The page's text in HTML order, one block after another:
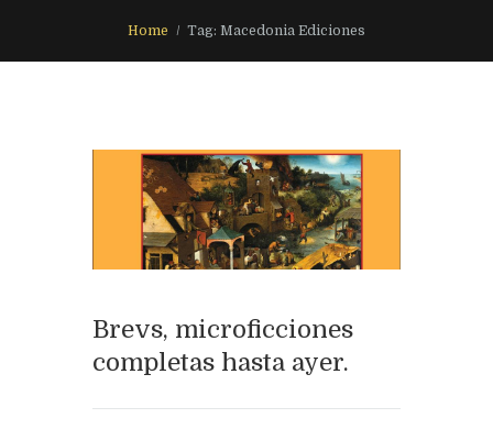
Home Tag: Macedonia Ediciones
Brevs, microficciones
completas hasta ayer.